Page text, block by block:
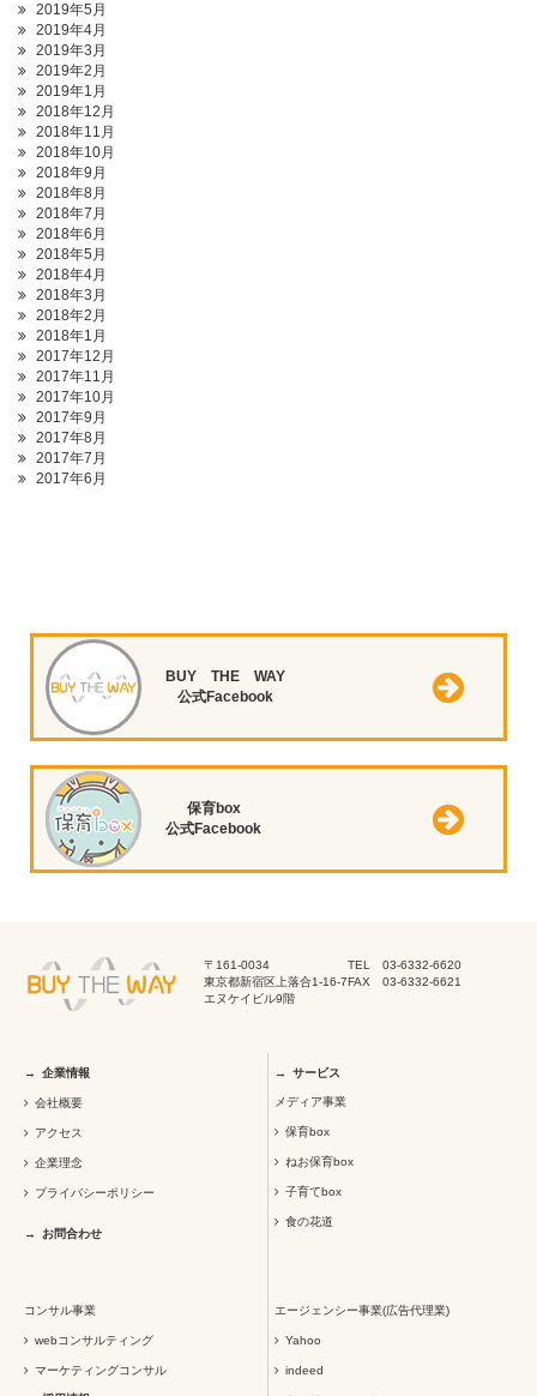
2019年5月
2019年4月
2019年3月
2019年2月
2019年1月
2018年12月
2018年11月
2018年10月
2018年9月
2018年8月
2018年7月
2018年6月
2018年5月
2018年4月
2018年3月
2018年2月
2018年1月
2017年12月
2017年11月
2017年10月
2017年9月
2017年8月
2017年7月
2017年6月
BUY THE WAY
公式Facebook
保育box
公式Facebook
〒161-0034
東京都新宿区上落合1-16-7
エヌケイビル9階
TEL 03-6332-6620
FAX 03-6332-6621
企業情報
会社概要
アクセス
企業理念
プライバシーポリシー
お問合わせ
サービス
メディア事業
保育box
ねお保育box
子育てbox
食の花道
コンサル事業
webコンサルティング
マーケティングコンサル
エージェンシー事業(広告代理業)
Yahoo
indeed